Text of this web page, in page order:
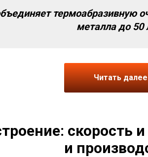
термоабразивную
металла до 50
Читать далее
скорость
и